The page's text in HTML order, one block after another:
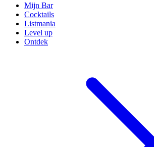
Mijn Bar
Cocktails
Listmania
Level up
Ontdek